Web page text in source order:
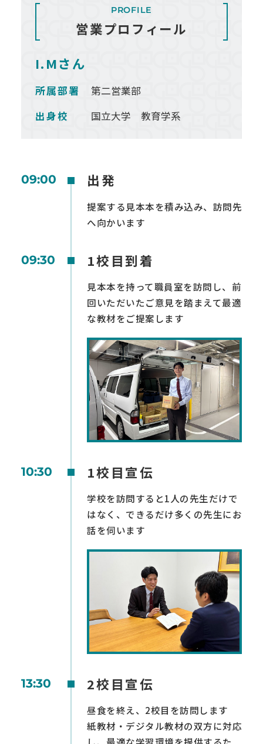
PROFILE
営業プロフィール
I.Mさん
所属部署
第二営業部
出身校
国立大学 教育学系
09:00 出発
提案する見本本を積み込み、訪問先
へ向かいます
09:30 1校目到着
見本本を持って職員室を訪問し、前
回いただいたご意見を踏まえて最適
な教材をご提案します
10:30 1校目宣伝
学校を訪問すると1人の先生だけで
はなく、できるだけ多くの先生にお
話を伺います
13:30 2校目宣伝
昼食を終え、2校目を訪問します
紙教材・デジタル教材の双方に対応